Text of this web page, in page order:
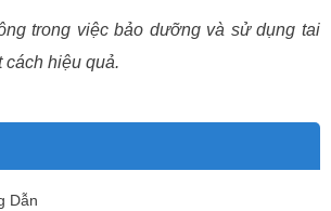
trong việc bảo dưỡng và sử dụng tai
cách hiệu quả.
Dẫn